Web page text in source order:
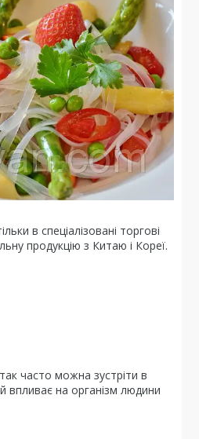
в спеціалізовані торгові
продукцію з Китаю і Кореї.
часто можна зустріти в
впливає на організм людини